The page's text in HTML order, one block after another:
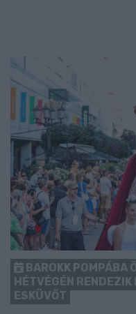
BAROKK POMPÁBA
HÉTVÉGÉN
ESKÜVŐT